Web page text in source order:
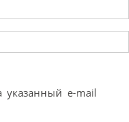
указанный e-mail